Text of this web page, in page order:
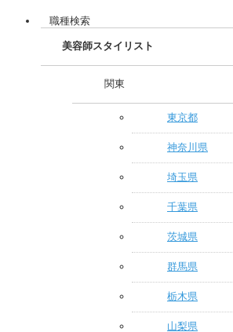
職種検索
美容師スタイリスト
関東
東京都
神奈川県
埼玉県
千葉県
茨城県
群馬県
栃木県
山梨県